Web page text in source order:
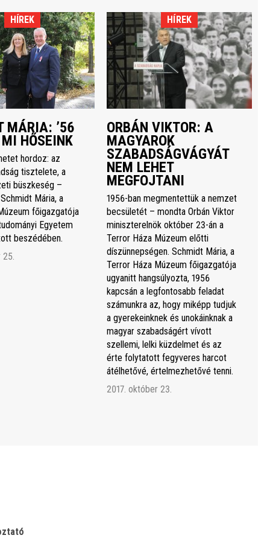
HÍREK
MÁRIA: ’56
HŐSEINK
hordoz: az
tisztelete, a
büszkeség –
Mária, a
főigazgatója
Egyetem
beszédében.
25.
HÍREK
ORBÁN VIKTOR: A
MAGYAROK
SZABADSÁGVÁGYÁT
NEM LEHET
MEGFOJTANI
1956-ban megmentettük a nemzet
becsületét – mondta Orbán Viktor
miniszterelnök október 23-án a
Terror Háza Múzeum előtti
díszünnepségen. Schmidt Mária, a
Terror Háza Múzeum főigazgatója
ugyanitt hangsúlyozta, 1956
kapcsán a legfontosabb feladat
számunkra az, hogy miképp tudjuk
a gyerekeinknek és unokáinknak a
magyar szabadságért vívott
szellemi, lelki küzdelmet és az
érte folytatott fegyveres harcot
átélhetővé, értelmezhetővé tenni.
2017. október 23.